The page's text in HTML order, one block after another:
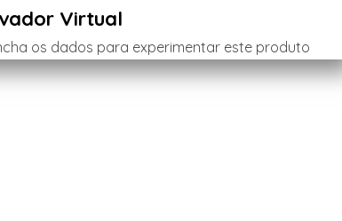
Virtual
os dados para experimentar este produto
Menina Menino